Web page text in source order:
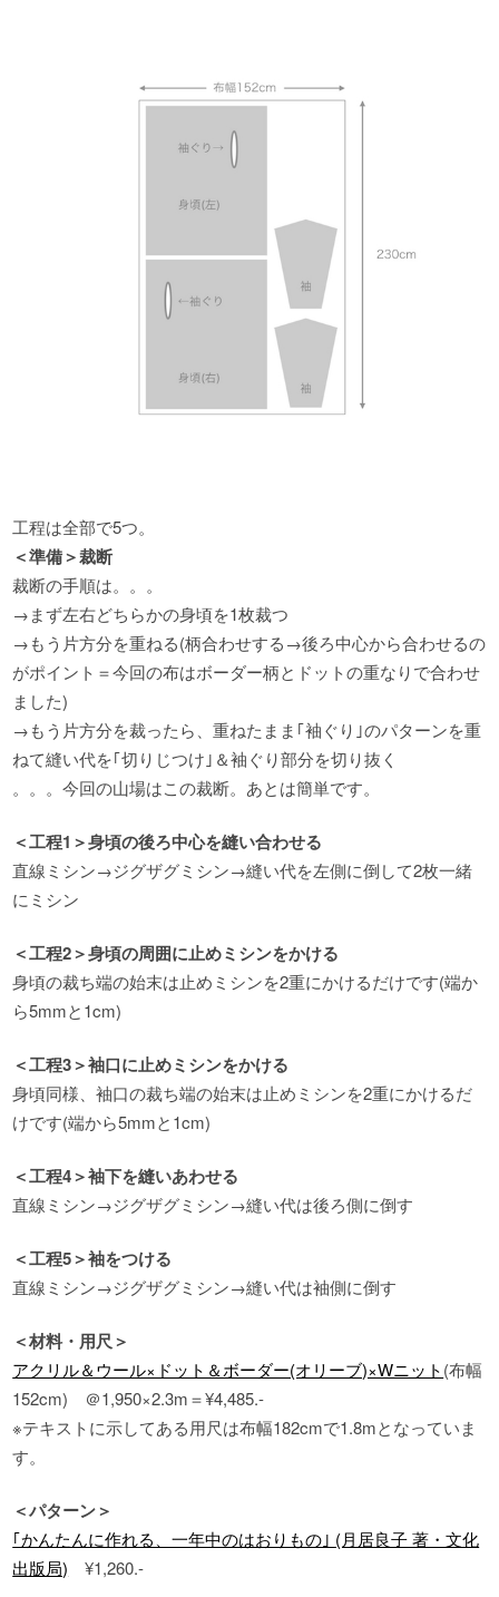
工程は全部で5つ。
＜準備＞裁断
裁断の手順は。。。
→まず左右どちらかの身頃を1枚裁つ
→もう片方分を重ねる(柄合わせする→後ろ中心から合わせるの
がポイント＝今回の布はボーダー柄とドットの重なりで合わせ
ました)
→もう片方分を裁ったら、重ねたまま｢袖ぐり｣のパターンを重
ねて縫い代を｢切りじつけ｣＆袖ぐり部分を切り抜く
。。。今回の山場はこの裁断。あとは簡単です。
＜工程1＞身頃の後ろ中心を縫い合わせる
直線ミシン→ジグザグミシン→縫い代を左側に倒して2枚一緒
にミシン
＜工程2＞身頃の周囲に止めミシンをかける
身頃の裁ち端の始末は止めミシンを2重にかけるだけです(端か
ら5mmと1cm)
＜工程3＞袖口に止めミシンをかける
身頃同様、袖口の裁ち端の始末は止めミシンを2重にかけるだ
けです(端から5mmと1cm)
＜工程4＞袖下を縫いあわせる
直線ミシン→ジグザグミシン→縫い代は後ろ側に倒す
＜工程5＞袖をつける
直線ミシン→ジグザグミシン→縫い代は袖側に倒す
＜材料・用尺＞
アクリル＆ウール×ドット＆ボーダー(オリーブ)×Wニット(布幅
152cm) ＠1,950×2.3m＝¥4,485.-
※テキストに示してある用尺は布幅182cmで1.8mとなっていま
す。
＜パターン＞
｢かんたんに作れる、一年中のはおりもの｣ (月居良子 著・文化
出版局) ¥1,260.-